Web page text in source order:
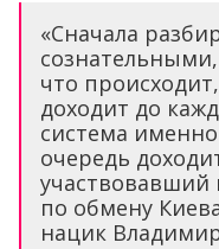
«Сначала
что
доходит до
система
очередь
по обмену
нацик